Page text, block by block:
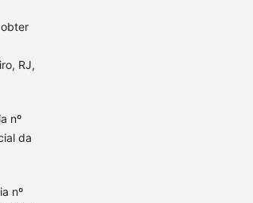
obter
RJ,
nº
da
nº